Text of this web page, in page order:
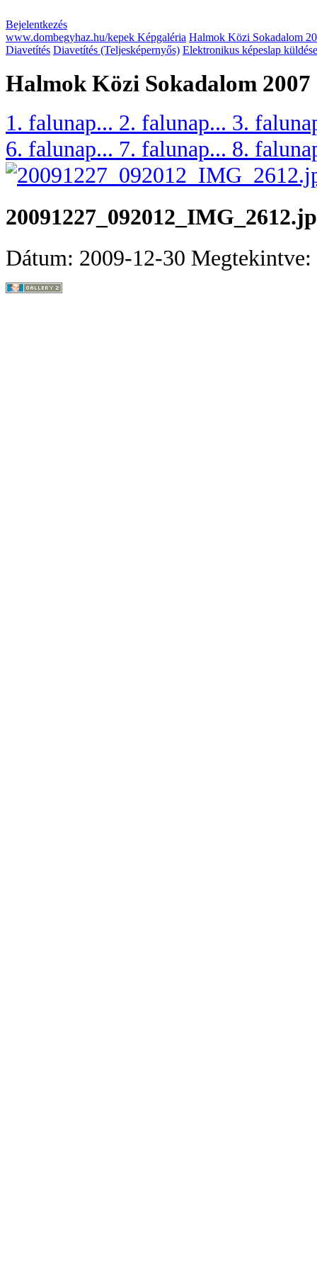
Bejelentkezés
www.dombegyhaz.hu/kepek Képgaléria Halmok Közi Sokadalom
Diavetítés Diavetítés (Teljesképernyős) Elektronikus képeslap
Halmok Közi Sokadalom 2007
1. falunap... 2. falunap... 3.
6. falunap... 7. falunap... 8.
Dátum: 2009-12-30